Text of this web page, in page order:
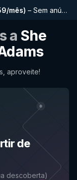
mês) – Sem anúncios, playlists mais longas, histórico completo e acesso antecipado a novos recursos
a She
aproveite!
de
descoberta)